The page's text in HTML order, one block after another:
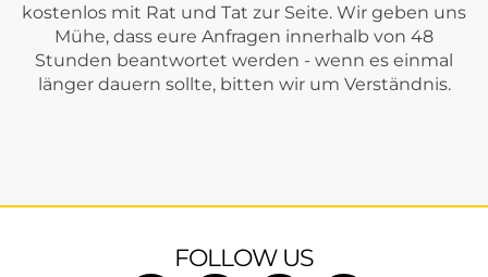
kostenlos mit Rat und Tat zur Seite. Wir geben uns
Mühe, dass eure Anfragen innerhalb von 48
Stunden beantwortet werden - wenn es einmal
länger dauern sollte, bitten wir um Verständnis.
FOLLOW US